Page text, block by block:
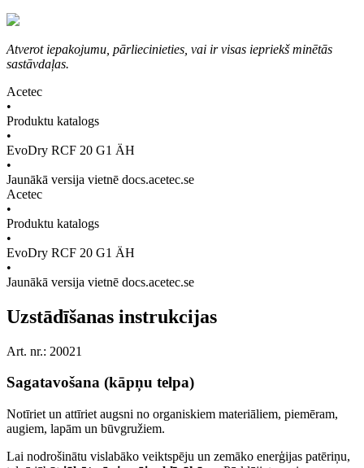
Atverot iepakojumu, pārliecinieties, vai ir visas iepriekš minētās
sastāvdaļas.
Acetec
•
Produktu katalogs
•
EvoDry RCF 20 G1 ÄH
•
Jaunākā versija vietnē docs.acetec.se
Acetec
•
Produktu katalogs
•
EvoDry RCF 20 G1 ÄH
•
Jaunākā versija vietnē docs.acetec.se
Uzstādīšanas instrukcijas
Art. nr.: 20021
Sagatavošana (kāpņu telpa)
Notīriet un attīriet augsni no organiskiem materiāliem, piemēram,
augiem, lapām un būvgružiem.
Lai nodrošinātu vislabāko veiktspēju un zemāko enerģijas patēriņu,